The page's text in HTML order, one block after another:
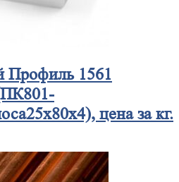
Профиль 1561
цена за кг.